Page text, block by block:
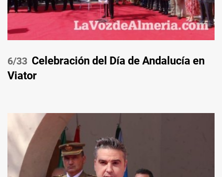
/33 Celebración del Día de Andalucía en
Viator